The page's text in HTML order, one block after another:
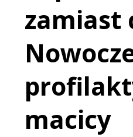
zamiast
macicy